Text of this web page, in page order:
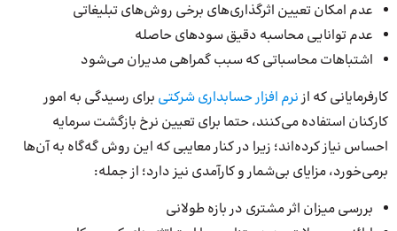
عدم امکان تعیین اثرگذاری‌های برخی روش‌های تبلیغاتی
عدم توانایی محاسبه دقیق سودهای حاصله
اشتباهات محاسباتی که سبب گمراهی مدیران می‌شود
کارفرمایانی که ازنرم افزار حسابداری شرکتی برای رسیدگی به امور
کارکنان استفاده می‌کنند، حتما برای تعیین نرخ بازگشت سرمایه
احساس نیاز کرده‌اند؛ زیرا در کنار معایبی که این روش گه‌گاه به آن‌ها
برمی‌خورد، مزایای بی‌شمار و کارآمدی نیز دارد؛ از جمله:
بررسی میزان اثر مشتری در بازه طولانی